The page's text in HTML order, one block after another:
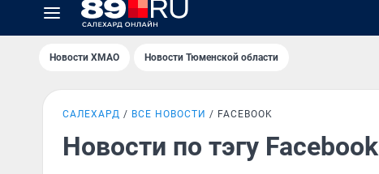
Новости ХМАО Новости Тюменской области
САЛЕХАРД ВСЕ НОВОСТИ FACEBOOK
Новости по тэгу Facebook